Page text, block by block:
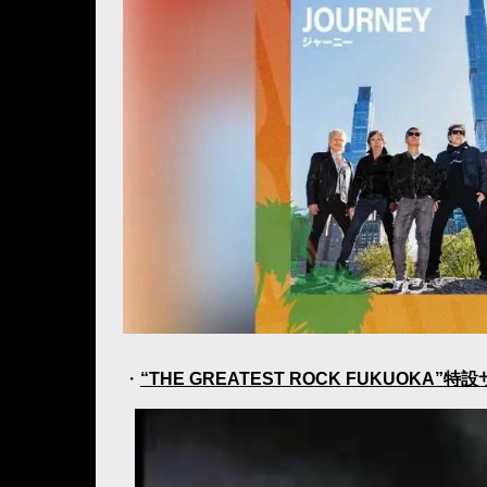
・ “THE GREATEST ROCK FUKUOKA”特設